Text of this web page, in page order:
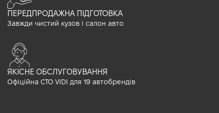
ПЕРЕДПРОДАЖНА ПІДГОТОВКА
Завжди чистий кузов і салон авто
ЯКІСНЕ ОБСЛУГОВУВАННЯ
Офіційна СТО VIDI для 19 автобрендів